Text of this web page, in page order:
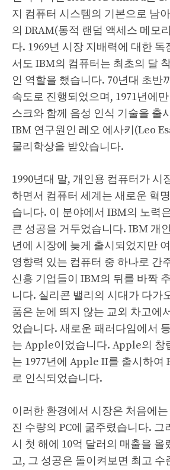
지 컴퓨터 시스템의 기본으로 남
의 DRAM(동적 랜덤 액세스 메모
다. 1969년 시장 지배력에 대한 독
서도 IBM의 컴퓨터는 최초의 달
인 역할을 했습니다. 70년대 초반
속도로 진행되었으며, 1971년에
스크와 함께 음성 인식 기술을 출
IBM 연구원인 레오 에사키(Leo
물리학상을 받았습니다.
1990년대 말, 개인용 컴퓨터가 시
하면서 컴퓨터 세계는 새로운 혁
습니다. 이 분야에서 IBM의 노력
큰 성공을 거두었습니다. IBM 개
년에 시장에 늦게 출시되었지만
영향력 있는 컴퓨터 중 하나로 간
신흥 기업들이 IBM의 뒤를 바짝
니다. 실리콘 밸리의 시대가 다가
품은 눈에 띄지 않는 교외 차고에
었습니다. 새로운 패러다임에서
는 Apple이었습니다. Apple의 창
는 1977년에 Apple II를 출시하여
로 인식되었습니다.
이러한 환경에서 시장은 처음에
진 수량의 PC에 굶주렸습니다. 그
시 첫 해에 10억 달러의 매출을
고, 그 성공은 돌이켜보면 최고 수